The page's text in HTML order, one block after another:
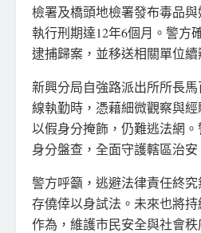
檢署及橋頭地檢署發布毒品
執行刑期達12年6個月。警方
逮捕歸案，並移送相關單位續
新興分局自強路派出所所長
線執勤時，憑藉細微觀察與
以假身分掩飾，仍難逃法網
身分盤查，全面守護轄區治安
警方呼籲，逃避法律責任終
存僥倖以身試法。未來也將
作為，維護市民安全與社會秩